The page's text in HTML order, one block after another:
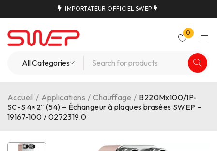
IMPORTATEUR OFFICIEL SWEP
0
Accueil / Applications / Chauffage / B220Mx100/1P-
SC-S 4×2″ (54) – Échangeur à plaques brasées SWEP –
19167-100 / 0272319.0